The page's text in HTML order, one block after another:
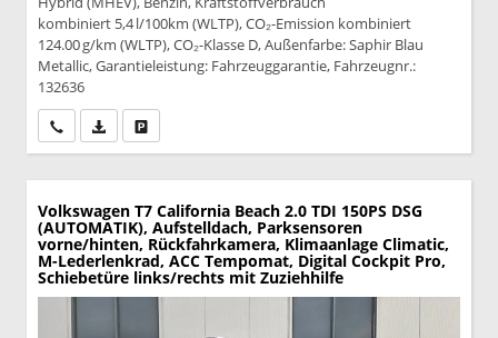
kombiniert 5,4 l/100km (WLTP), CO₂-Emission kombiniert
124.00 g/km (WLTP), CO₂-Klasse D, Außenfarbe: Saphir Blau
Metallic, Garantieleistung: Fahrzeuggarantie, Fahrzeugnr.:
132636
Wir rufen Sie anPDF-Datei, Fahrzeugexposé drucken
Volkswagen T7 California Beach 2.0 TDI 150PS DSG
(AUTOMATIK), Aufstelldach, Parksensoren
vorne/hinten, Rückfahrkamera, Klimaanlage Climatic,
M-Lederlenkrad, ACC Tempomat, Digital Cockpit Pro,
Schiebetüre links/rechts mit Zuziehhilfe